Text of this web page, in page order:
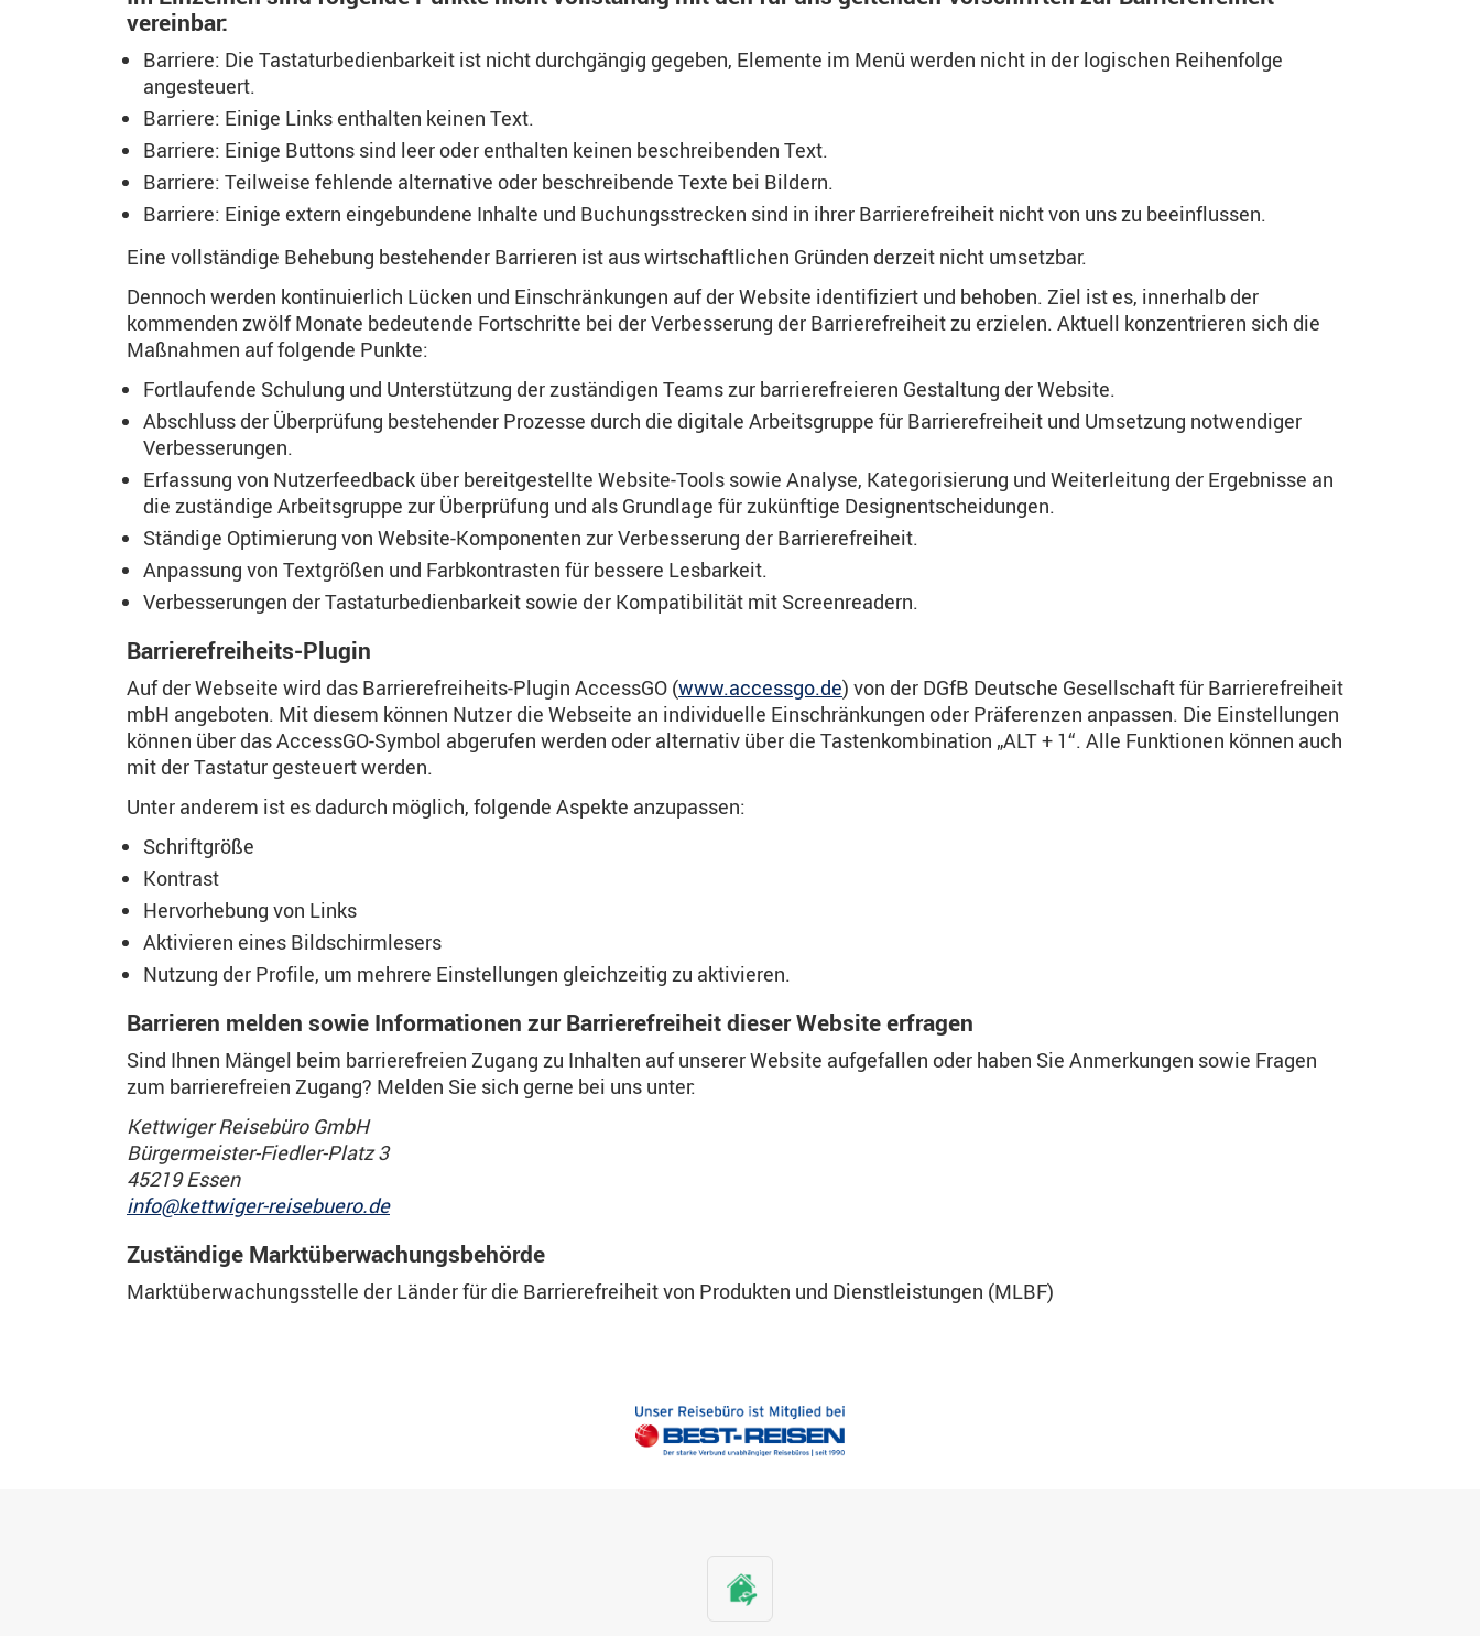
vereinbar:
Barriere: Die Tastaturbedienbarkeit ist nicht durchgängig gegeben, Elemente im Menü werden nicht in der logischen Reihenfolge
angesteuert.
Barriere: Einige Links enthalten keinen Text.
Barriere: Einige Buttons sind leer oder enthalten keinen beschreibenden Text.
Barriere: Teilweise fehlende alternative oder beschreibende Texte bei Bildern.
Barriere: Einige extern eingebundene Inhalte und Buchungsstrecken sind in ihrer Barrierefreiheit nicht von uns zu beeinflussen.
Eine vollständige Behebung bestehender Barrieren ist aus wirtschaftlichen Gründen derzeit nicht umsetzbar.
Dennoch werden kontinuierlich Lücken und Einschränkungen auf der Website identifiziert und behoben. Ziel ist es, innerhalb der
kommenden zwölf Monate bedeutende Fortschritte bei der Verbesserung der Barrierefreiheit zu erzielen. Aktuell konzentrieren sich die
Maßnahmen auf folgende Punkte:
Fortlaufende Schulung und Unterstützung der zuständigen Teams zur barrierefreieren Gestaltung der Website.
Abschluss der Überprüfung bestehender Prozesse durch die digitale Arbeitsgruppe für Barrierefreiheit und Umsetzung notwendiger
Verbesserungen.
Erfassung von Nutzerfeedback über bereitgestellte Website-Tools sowie Analyse, Kategorisierung und Weiterleitung der Ergebnisse an
die zuständige Arbeitsgruppe zur Überprüfung und als Grundlage für zukünftige Designentscheidungen.
Ständige Optimierung von Website-Komponenten zur Verbesserung der Barrierefreiheit.
Anpassung von Textgrößen und Farbkontrasten für bessere Lesbarkeit.
Verbesserungen der Tastaturbedienbarkeit sowie der Kompatibilität mit Screenreadern.
Barrierefreiheits-Plugin
Auf der Webseite wird das Barrierefreiheits-Plugin AccessGO (www.accessgo.de) von der DGfB Deutsche Gesellschaft für Barrierefreiheit
mbH angeboten. Mit diesem können Nutzer die Webseite an individuelle Einschränkungen oder Präferenzen anpassen. Die Einstellungen
können über das AccessGO-Symbol abgerufen werden oder alternativ über die Tastenkombination „ALT + 1“. Alle Funktionen können auch
mit der Tastatur gesteuert werden.
Unter anderem ist es dadurch möglich, folgende Aspekte anzupassen:
Schriftgröße
Kontrast
Hervorhebung von Links
Aktivieren eines Bildschirmlesers
Nutzung der Profile, um mehrere Einstellungen gleichzeitig zu aktivieren.
Barrieren melden sowie Informationen zur Barrierefreiheit dieser Website erfragen
Sind Ihnen Mängel beim barrierefreien Zugang zu Inhalten auf unserer Website aufgefallen oder haben Sie Anmerkungen sowie Fragen
zum barrierefreien Zugang? Melden Sie sich gerne bei uns unter:
Kettwiger Reisebüro GmbH
Bürgermeister-Fiedler-Platz 3
45219 Essen
info@kettwiger-reisebuero.de
Zuständige Marktüberwachungsbehörde
Marktüberwachungsstelle der Länder für die Barrierefreiheit von Produkten und Dienstleistungen (MLBF)